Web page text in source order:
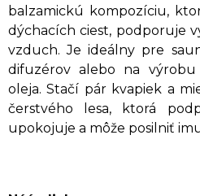
balzamickú kompozíciu,
dýchacích ciest, podporuje
vzduch. Je ideálny pre
difuzérov alebo na výrobu
oleja. Stačí pár kvapiek a
čerstvého lesa, ktorá
upokojuje a môže posilniť